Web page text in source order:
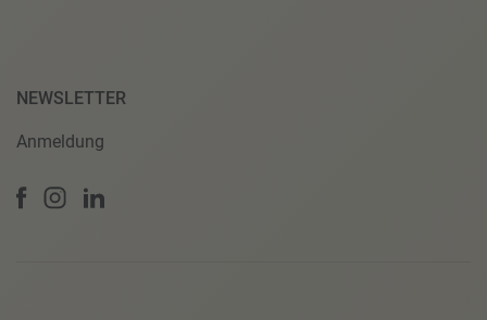
NEWSLETTER
Anmeldung